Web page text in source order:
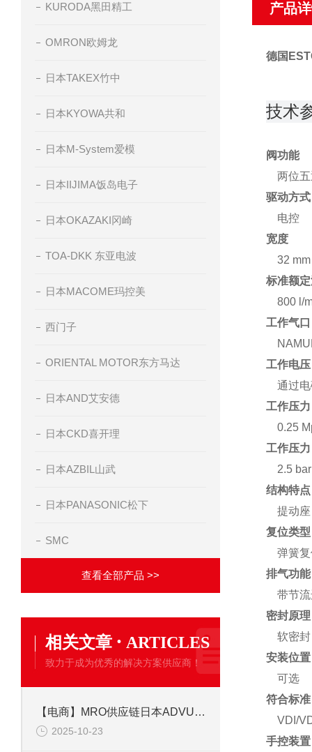
KURODA黑田精工
OMRON欧姆龙
日本TAKEX竹中
日本KYOWA共和
日本M-System爱模
日本IIJIMA饭岛电子
日本OKAZAKI冈崎
TOA-DKK 东亚电波
日本MACOME玛控美
西门子
ORIENTAL MOTOR东方马达
日本AND艾安德
日本CKD喜开理
日本AZBIL山武
日本PANASONIC松下
SMC
查看全部产品 >>
相关文章 · ARTICLES
致力于成为优秀的解决方案供应商！
【电商】MRO供应链日本ADVU-20-10-P-A--德国ESTO费斯托小型气缸
2025-10-23
产品
德国
技术
阀功能
两位
驱动方式
电控
宽度
32 mm
标准额
800 l/
工作气口
工作电压
通过
工作压力
0.25
工作压力
2.5
结构特点
提动座
复位类型
弹簧
排气功能
带节
密封原理
软密封
安装位置
可选
符合标准
VDI/
手控装置